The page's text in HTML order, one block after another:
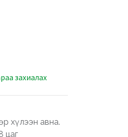
захиалах
хүлээн авна.
цаг